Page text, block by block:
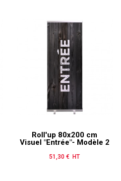
Roll'up 80x200 cm
Visuel "Entrée"- Modèle 2
Prix
51,30 € HT